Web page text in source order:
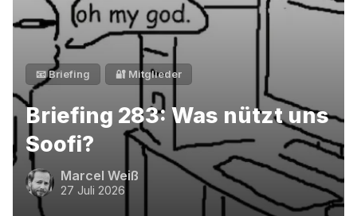
Bitte geben Sie mindestens 3 Zeichen ein
📧 Briefing 🔐 Mitglieder
Briefing 283: Was nützt uns
Soofi?
Marcel Weiß
27 Juli 2026